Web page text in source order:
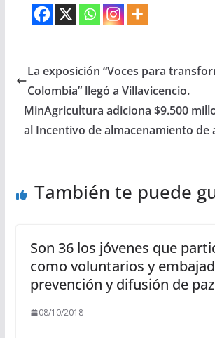
La exposición “Voces para
Colombia” llegó a Villavicencio.
MinAgricultura adiciona $9.500
al Incentivo de almacenamiento de
También te puede
Son 36 los jóvenes que
como voluntarios y
prevención y difusión de
08/10/2018